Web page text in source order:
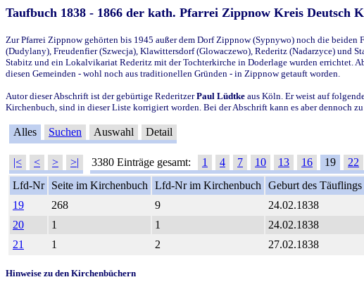
Taufbuch 1838 - 1866 der kath. Pfarrei Zippnow Kreis Deutsch
Zur Pfarrei Zippnow gehörten bis 1945 außer dem Dorf Zippnow (Sypnywo) noch die
(Dudylany), Freudenfier (Szwecja), Klawittersdorf (Glowaczewo), Rederitz (Nadarzyce) und
Stabitz und ein Lokalvikariat Rederitz mit der Tochterkirche in Doderlage wurden errichtet.
diesen Gemeinden - wohl noch aus traditionellen Gründen - in Zippnow getauft worden.
Autor dieser Abschrift ist der gebürtige RederitzerPaul Lüdtke aus Köln. Er weist auf
Kirchenbuch, sind in dieser Liste korrigiert worden. Bei der Abschrift kann es aber dennoch
Alles Suchen Auswahl Detail
|< < > >| 3380 Einträge gesamt: 1 4 7 10 13 16 19 22
Lfd-Nr
Seite im Kirchenbuch Lfd-Nr im Kirchenbuch Geburt des Täuflings
19
268 9 24.02.1838
20
1 1 24.02.1838
21
1 2 27.02.1838
Hinweise zu den Kirchenbüchern